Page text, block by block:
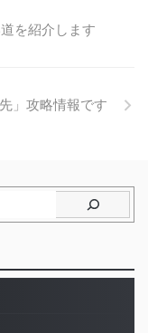
を紹介します
」攻略情報です